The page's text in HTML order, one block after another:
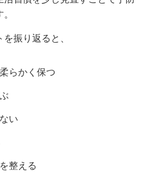
振り返ると、
らかく保つ
い
整える